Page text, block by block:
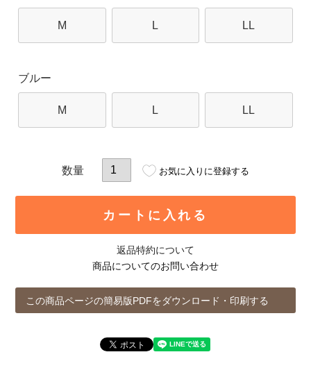
M L LL
ブルー
M L LL
お気に入りに登録する
カートに入れる
返品特約について
商品についてのお問い合わせ
この商品ページの簡易版PDFをダウンロード・印刷する